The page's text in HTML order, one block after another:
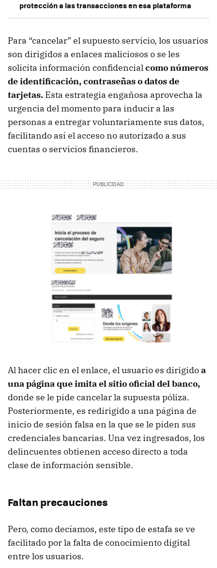
protección a las transacciones en esa plataforma
Para “cancelar” el supuesto servicio, los usuarios
son dirigidos a enlaces maliciosos o se les
solicita información confidencialcomo números
de identificación, contraseñas o datos de
tarjetas. Esta estrategia engañosa aprovecha la
urgencia del momento para inducir a las
personas a entregar voluntariamente sus datos,
facilitando así el acceso no autorizado a sus
cuentas o servicios financieros.
Al hacer clic en el enlace, el usuario es dirigidoa
una página que imita el sitio oficial del banco,
donde se le pide cancelar la supuesta póliza.
Posteriormente, es redirigido a una página de
inicio de sesión falsa en la que se le piden sus
credenciales bancarias. Una vez ingresados, los
delincuentes obtienen acceso directo a toda
clase de información sensible.
Faltan precauciones
Pero, como decíamos, este tipo de estafa se ve
facilitado por la falta de conocimiento digital
entre los usuarios.